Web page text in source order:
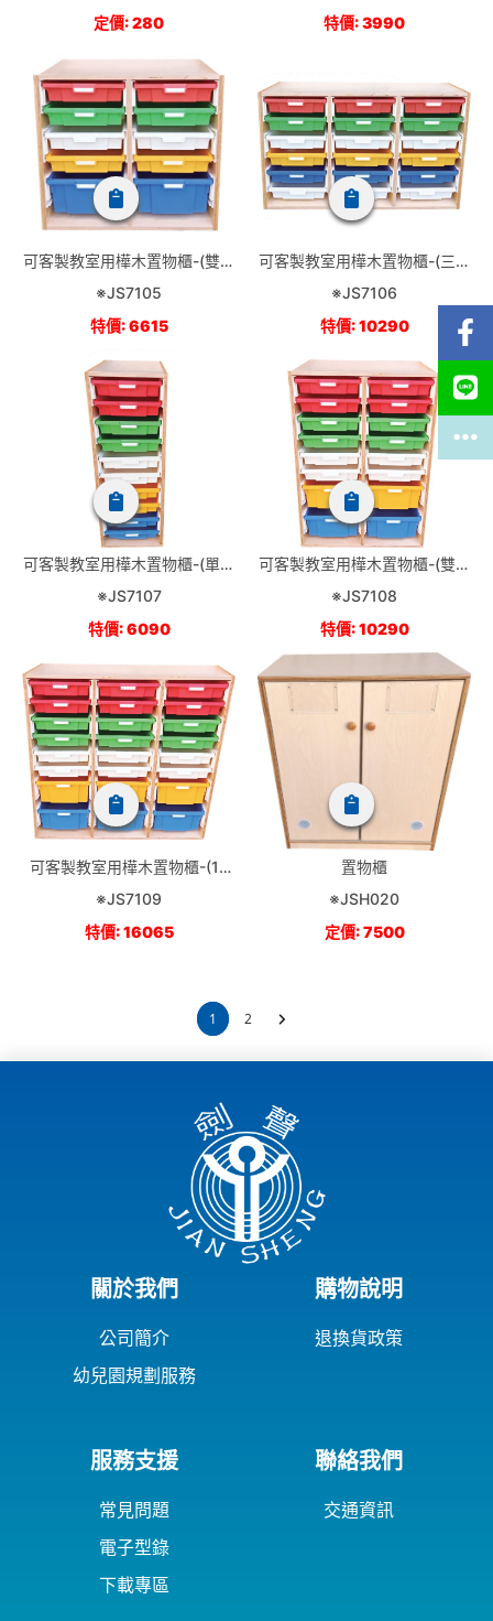
定價: 280
特價: 3990
可客製教室用樺木置物櫃-(雙排
※JS7105
特價: 6615
可客製教室用樺木置物櫃-(三排
※JS7106
特價: 10290
可客製教室用樺木置物櫃-(單排
※JS7107
特價: 6090
可客製教室用樺木置物櫃-(雙排
※JS7108
特價: 10290
可客製教室用樺木置物櫃-(10
※JS7109
特價: 16065
置物櫃
※JSH020
定價: 7500
1 2
關於我們
公司簡介
幼兒園規劃服務
購物說明
退換貨政策
服務支援
常見問題
電子型錄
下載專區
聯絡我們
交通資訊